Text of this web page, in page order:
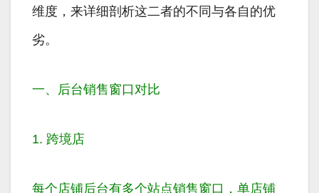
维度，来详细剖析这二者的不同与各自的优
劣。
一、后台销售窗口对比
1. 跨境店
每个店铺后台有多个站点销售窗口，单店铺